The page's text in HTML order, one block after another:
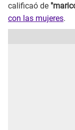
calificaó de
con las mujeres.